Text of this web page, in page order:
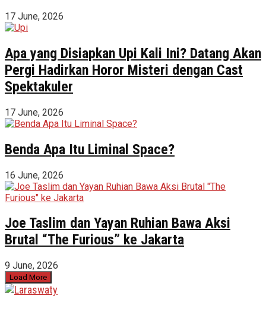
17 June, 2026
Apa yang Disiapkan Upi Kali Ini? Datang Akan
Pergi Hadirkan Horor Misteri dengan Cast
Spektakuler
17 June, 2026
Benda Apa Itu Liminal Space?
16 June, 2026
Joe Taslim dan Yayan Ruhian Bawa Aksi
Brutal “The Furious” ke Jakarta
9 June, 2026
Load More